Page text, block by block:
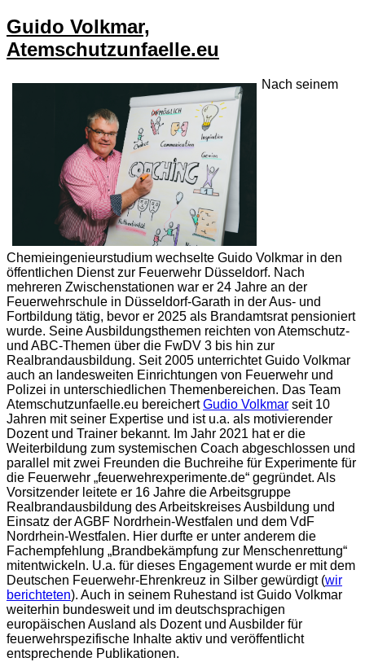
Guido Volkmar,
Atemschutzunfaelle.eu
Nach seinem
Chemieingenieurstudium wechselte Guido Volkmar in den
öffentlichen Dienst zur Feuerwehr Düsseldorf. Nach
mehreren Zwischenstationen war er 24 Jahre an der
Feuerwehrschule in Düsseldorf-Garath in der Aus- und
Fortbildung tätig, bevor er 2025 als Brandamtsrat pensioniert
wurde. Seine Ausbildungsthemen reichten von Atemschutz-
und ABC-Themen über die FwDV 3 bis hin zur
Realbrandausbildung. Seit 2005 unterrichtet Guido Volkmar
auch an landesweiten Einrichtungen von Feuerwehr und
Polizei in unterschiedlichen Themenbereichen. Das Team
Atemschutzunfaelle.eu bereichertGudio Volkmar seit 10
Jahren mit seiner Expertise und ist u.a. als motivierender
Dozent und Trainer bekannt. Im Jahr 2021 hat er die
Weiterbildung zum systemischen Coach abgeschlossen und
parallel mit zwei Freunden die Buchreihe für Experimente für
die Feuerwehr „feuerwehrexperimente.de“ gegründet. Als
Vorsitzender leitete er 16 Jahre die Arbeitsgruppe
Realbrandausbildung des Arbeitskreises Ausbildung und
Einsatz der AGBF Nordrhein-Westfalen und dem VdF
Nordrhein-Westfalen. Hier durfte er unter anderem die
Fachempfehlung „Brandbekämpfung zur Menschenrettung“
mitentwickeln. U.a. für dieses Engagement wurde er mit dem
Deutschen Feuerwehr-Ehrenkreuz in Silber gewürdigt (wir
berichteten). Auch in seinem Ruhestand ist Guido Volkmar
weiterhin bundesweit und im deutschsprachigen
europäischen Ausland als Dozent und Ausbilder für
feuerwehrspezifische Inhalte aktiv und veröffentlicht
entsprechende Publikationen.